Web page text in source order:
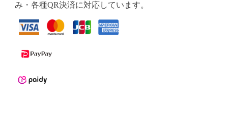
み・各種QR決済に対応しています。